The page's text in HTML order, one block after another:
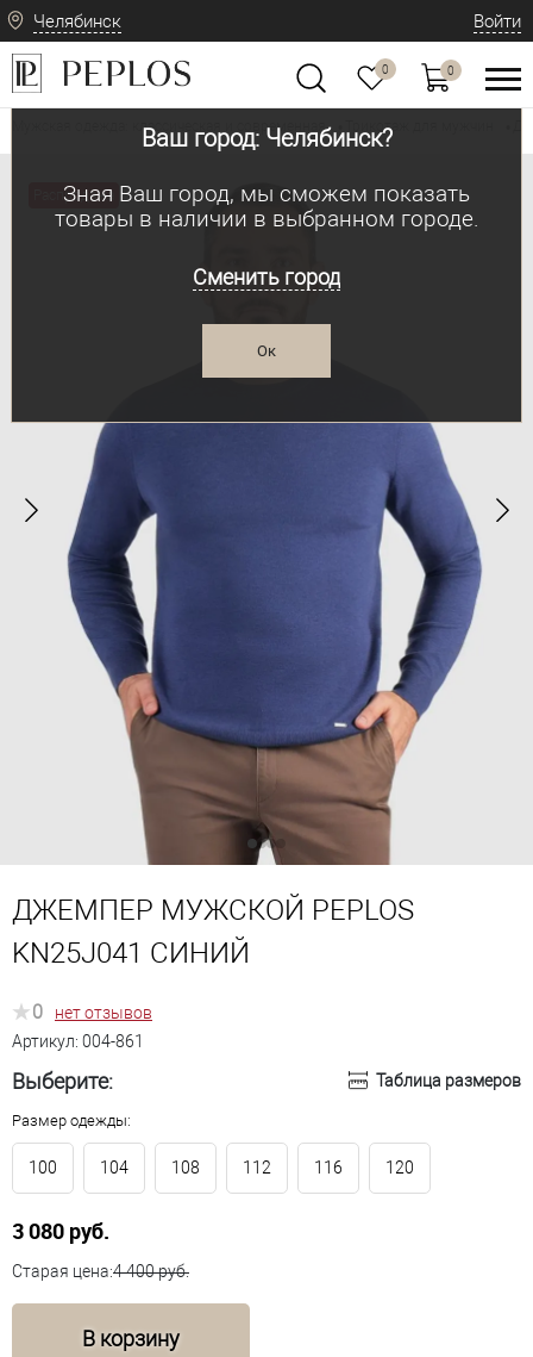
Челябинск
Ваш город: Челябинск?
Зная Ваш город, мы сможем показать
товары в наличии в выбранном городе.
Сменить город
Ок
Войти
0 0
Мужская одежда: классическая и современная Трикотаж для мужчин
Распродажа
ДЖЕМПЕР МУЖСКОЙ PEPLOS
KN25J041 СИНИЙ
0
нет отзывов
Артикул: 004-861
Выберите: Таблица размеров
Размер одежды:
100 104 108 112 116 120
3 080 руб.
Старая цена:4 400 руб.
В корзину